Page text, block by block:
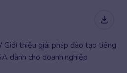
/ Giới thiệu giải pháp đào tạo tiếng
dành cho doanh nghiệp